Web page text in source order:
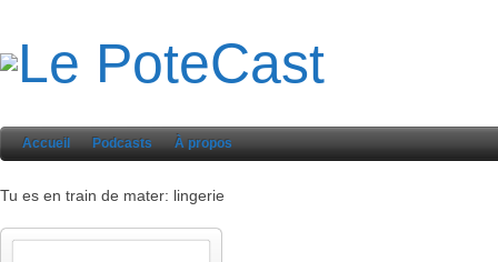
Accueil Podcasts À propos
Tu es en train de mater: lingerie